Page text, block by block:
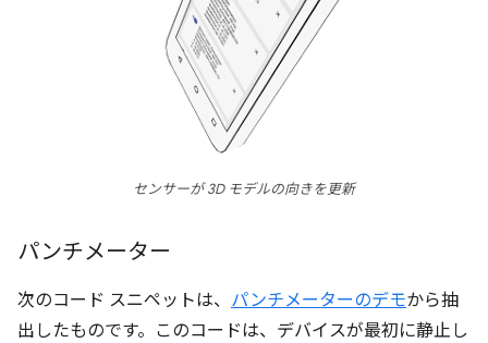
センサーが 3D モデルの向きを更新
パンチメーター
次のコード スニペットは、 パンチメーターのデモから抽
出したものです。このコードは、デバイスが最初に静止し